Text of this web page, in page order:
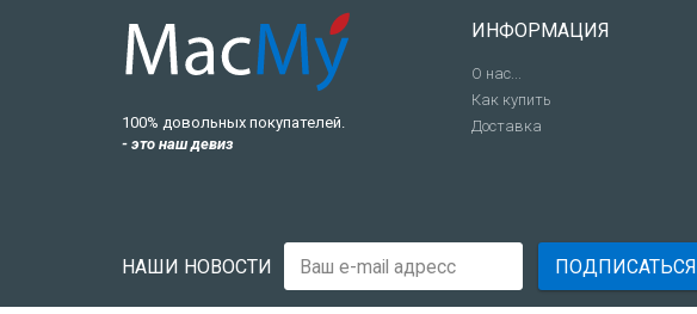
100% довольных покупателей.
- это наш девиз
ИНФОРМАЦИЯ
О нас...
Как купить
Доставка
НАШИ НОВОСТИ ПОДПИСАТЬСЯ